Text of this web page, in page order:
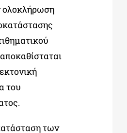
ολοκλήρωση
του
των